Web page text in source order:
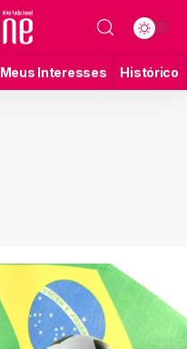
Meus Interesses Histórico